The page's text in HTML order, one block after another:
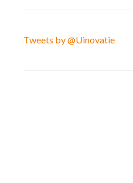
Tweets by @Uinovatie